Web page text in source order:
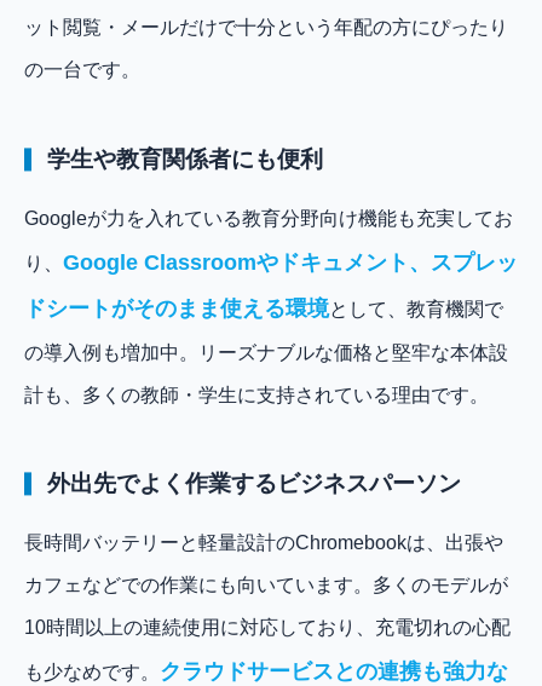
ット閲覧・メールだけで十分という年配の方にぴったり
の一台です。
学生や教育関係者にも便利
Googleが力を入れている教育分野向け機能も充実してお
り、 Google Classroomやドキュメント、スプレッ
ドシートがそのまま使える環境として、教育機関で
の導入例も増加中。リーズナブルな価格と堅牢な本体設
計も、多くの教師・学生に支持されている理由です。
外出先でよく作業するビジネスパーソン
長時間バッテリーと軽量設計のChromebookは、出張や
カフェなどでの作業にも向いています。多くのモデルが
10時間以上の連続使用に対応しており、充電切れの心配
も少なめです。 クラウドサービスとの連携も強力な